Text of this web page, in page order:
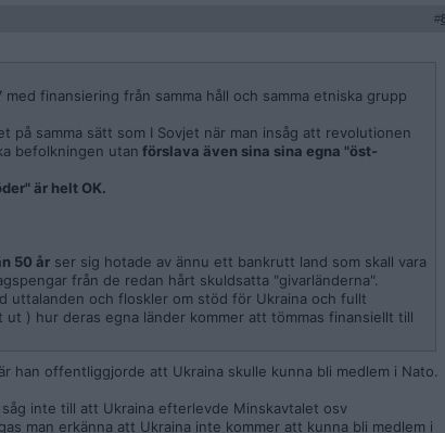
#
finansiering från samma håll och samma etniska grupp
på samma sätt som I Sovjet när man insåg att revolutionen
befolkningen utan förslava även sina sina egna "öst-
är helt OK.
50 år ser sig hotade av ännu ett bankrutt land som skall vara
från de redan hårt skuldsatta "givarländerna".
uttalanden och floskler om stöd för Ukraina och fullt
) hur deras egna länder kommer att tömmas finansiellt till
han offentliggjorde att Ukraina skulle kunna bli medlem i Nato.
inte till att Ukraina efterlevde Minskavtalet osv
man erkänna att Ukraina inte kommer att kunna bli medlem i